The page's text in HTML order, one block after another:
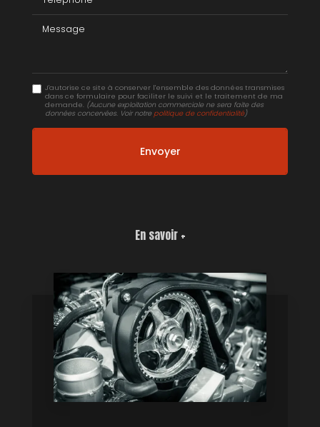
Message
J'autorise ce site à conserver l'ensemble des données transmises
dans ce formulaire pour faciliter le suivi et le traitement de ma
demande. (Aucune exploitation commerciale ne sera faite des
données concervées. Voir notre politique de confidentialité)
En savoir +